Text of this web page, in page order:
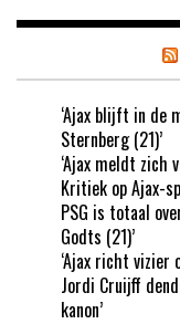
‘Ajax blijft in de
Sternberg (21)’
‘Ajax meldt zich
Kritiek op Ajax-
PSG is totaal
Godts (21)’
‘Ajax richt vizier
Jordi Cruijff
kanon’